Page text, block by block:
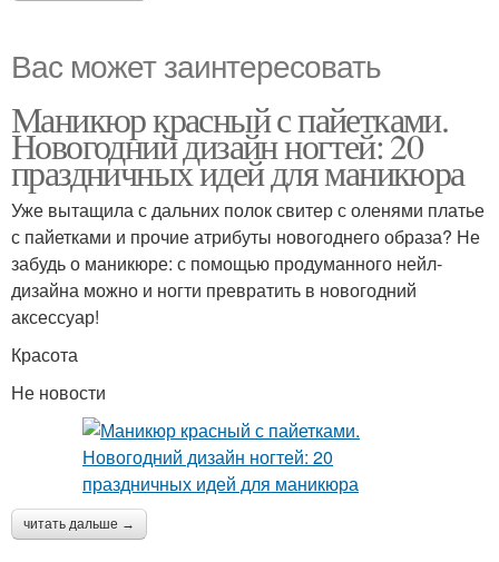
Вас может заинтересовать
Маникюр красный с пайетками.
Новогодний дизайн ногтей: 20
праздничных идей для маникюра
Уже вытащила с дальних полок свитер с оленями платье
с пайетками и прочие атрибуты новогоднего образа? Не
забудь о маникюре: с помощью продуманного нейл-
дизайна можно и ногти превратить в новогодний
аксессуар!
Красота
Не новости
читать дальше →